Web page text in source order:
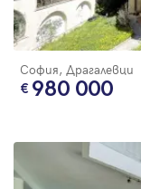
София, Драгалевци
980 000